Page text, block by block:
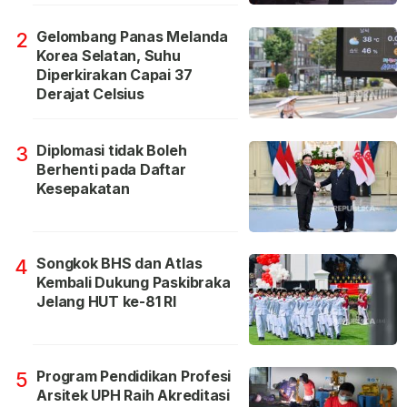
2 Gelombang Panas Melanda
Korea Selatan, Suhu
Diperkirakan Capai 37
Derajat Celsius
3 Diplomasi tidak Boleh
Berhenti pada Daftar
Kesepakatan
4 Songkok BHS dan Atlas
Kembali Dukung Paskibraka
Jelang HUT ke-81 RI
5 Program Pendidikan Profesi
Arsitek UPH Raih Akreditasi